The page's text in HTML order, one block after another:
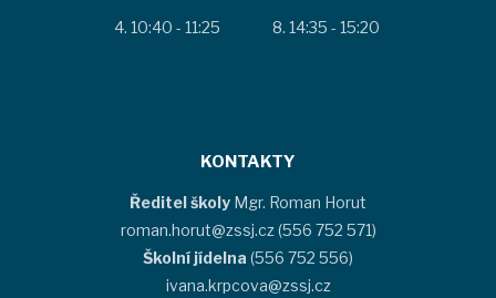
10:40 - 11:25 14:35 - 15:20
KONTAKTY
Ředitel školy Mgr. Roman Horut
roman.horut@zssj.cz (556 752 571)
Školní jídelna (556 752 556)
ivana.krpcova@zssj.cz